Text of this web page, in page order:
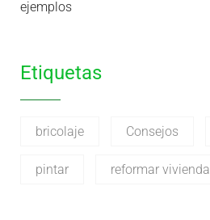
Etiquetas
bricolaje Consejos
pintar reformar vivienda